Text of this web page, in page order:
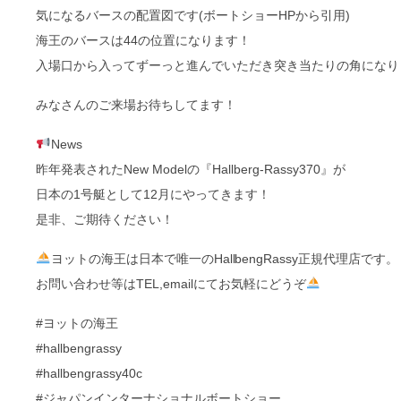
気になるバースの配置図です(ボートショーHPから引用)
海王のバースは44の位置になります！
入場口から入ってずーっと進んでいただき突き当たりの角にな
みなさんのご来場お待ちしてます！
News
昨年発表されたNew Modelの『Hallberg-Rassy370』が
日本の1号艇として12月にやってきます！
是非、ご期待ください！
ヨットの海王は日本で唯一のHallbengRassy正規代理店です。
お問い合わせ等はTEL,emailにてお気軽にどうぞ
#ヨットの海王
#hallbengrassy
#hallbengrassy40c
#ジャパンインターナショナルボートショー